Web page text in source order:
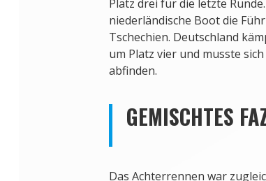
Platz drei für die letzte
niederländische Boot die
Tschechien. Deutschland
um Platz vier und musste
abfinden.
GEMISCHTES
Das Achterrennen war